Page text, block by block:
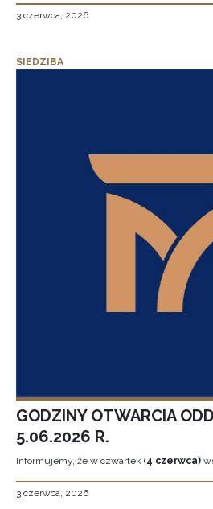
3 czerwca, 2026
SIEDZIBA
GODZINY OTWARCIA
5.06.2026 R.
Informujemy, że w czwartek (4 czerwca)
3 czerwca, 2026